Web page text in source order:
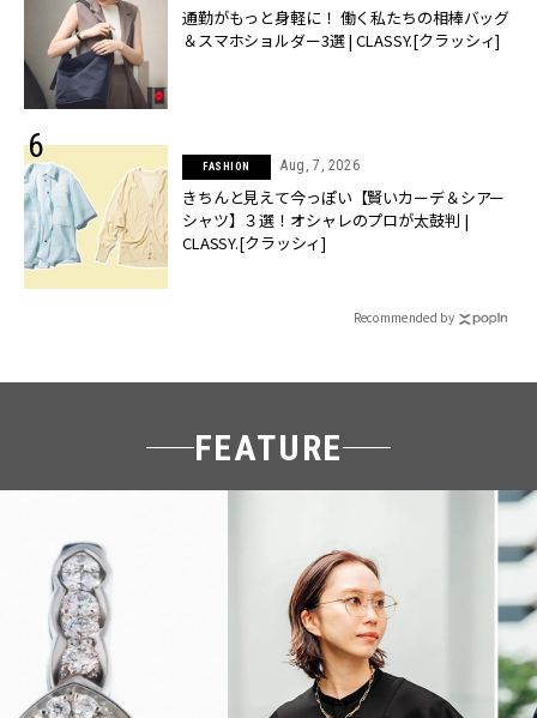
通勤がもっと身軽に！ 働く私たちの相棒バッグ
＆スマホショルダー3選 | CLASSY.[クラッシィ]
FASHION Aug, 7, 2026
きちんと見えて今っぽい【賢いカーデ＆シアー
シャツ】３選！オシャレのプロが太鼓判 |
CLASSY.[クラッシィ]
Recommended by
FEATURE